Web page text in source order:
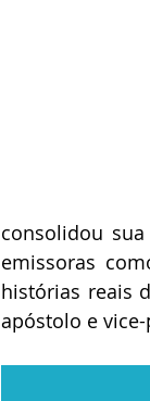
consolidou
emissoras
histórias reais
apóstolo e